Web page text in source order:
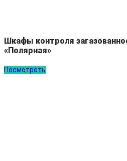
Шкафы контроля
«Полярная»
Посмотреть